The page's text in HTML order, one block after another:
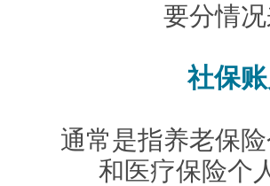
要分情
社保
通常是指养老保
和医疗保险个